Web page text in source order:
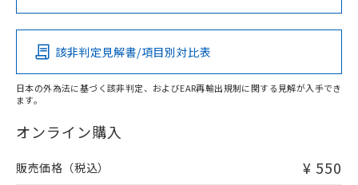
Pb Hg Cd Cr(VI)
O
在庫等で未対応品が混在する可能性があります。
問い合わせください。
該非判定見解書/項目別対比表
日本の外為法に基づく該非判定、およびEAR再輸出規制に関する見解が入手でき
ます。
オンライン購入
販売価格（税込） ¥ 550